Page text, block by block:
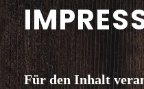
Für den Inhalt